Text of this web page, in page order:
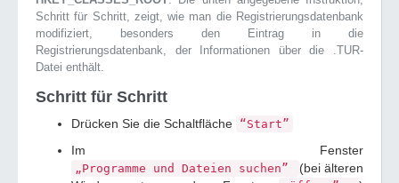
Schritt für Schritt, zeigt, wie man die Registrierungsdatenbank
modifiziert, besonders den Eintrag in die
Registrierungsdatenbank, der Informationen über die .TUR-
Datei enthält.
Schritt für Schritt
Drücken Sie die Schaltfläche “Start”
Im Fenster
„Programme und Dateien suchen”
(bei älteren